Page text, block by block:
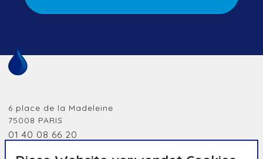
6 place de la Madeleine
75008 PARIS
01 40 08 66 20